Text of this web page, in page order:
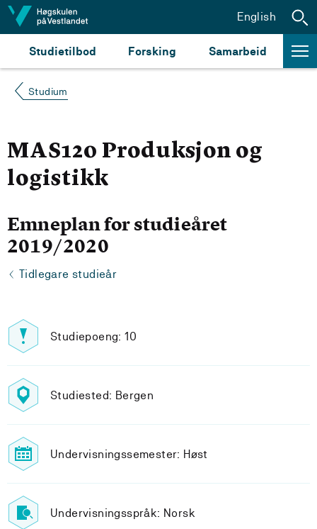
Hopp til innhald
Studietilbod Forsking Samarbeid
English
Studium
MAS120 Produksjon og
logistikk
Emneplan for studieåret
2019/2020
Tidlegare studieår
Studiepoeng: 10
Studiested: Bergen
Undervisningssemester: Høst
Undervisningsspråk: Norsk